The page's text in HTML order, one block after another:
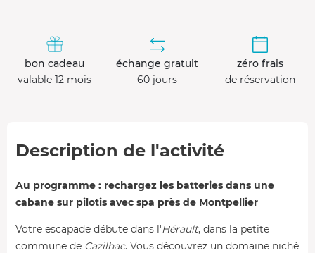
bon cadeau
valable 12 mois
échange gratuit
60 jours
zéro frais
de réservation
Description de l'activité
Au programme : rechargez les batteries dans une
cabane sur pilotis avec spa près de Montpellier
Votre escapade débute dans l'Hérault, dans la petite
commune de Cazilhac. Vous découvrez un domaine niché